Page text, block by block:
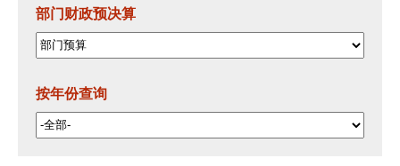
部门财政预决算
按年份查询